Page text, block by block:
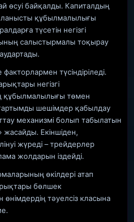
өсуі байқалды. Капиталдың
құбылмалылығы
түсетін негізгі
салыстырмалы тоқырау
түсіндіріледі.
негізгі
құбылмалылығы төмен
шешімдер қабылдау
механизмі болып табылатын
жасайды. Екіншіден,
жүреді – трейдерлер
жолдарын іздейді.
өкілдері атап
бөлшек
тәуелсіз класына